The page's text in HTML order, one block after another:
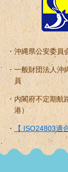
沖縄県公安委員
一般財団法人沖
員
内閣府不定期航
港）
【 ISO24803適